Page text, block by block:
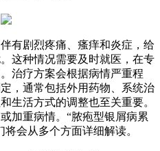
有剧烈疼痛、瘙痒和炎症，给
这种情况需要及时就医，在专
治疗方案会根据病情严重程
，通常包括外用药物、系统治
生活方式的调整也至关重要。
加重病情。“脓疱型银屑病累
会从多个方面详细解读。